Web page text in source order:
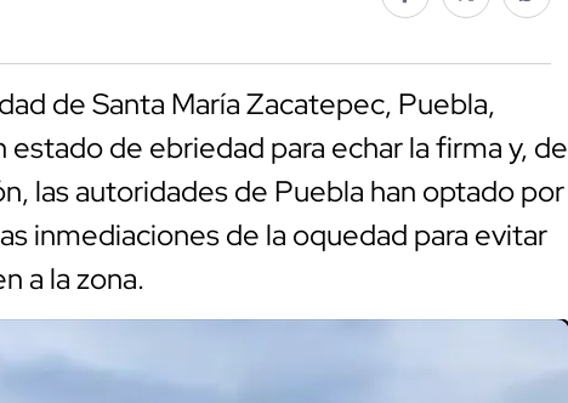
de Santa María Zacatepec, Puebla,
de ebriedad para echar la firma y, de
las autoridades de Puebla han optado por
inmediaciones de la oquedad para evitar
a la zona.